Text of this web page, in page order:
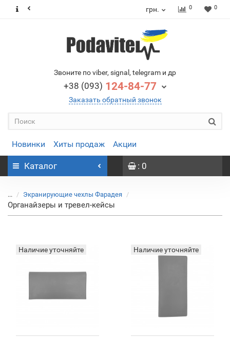
грн. 0 0
Звоните по viber, signal, telegram и др
+38 (093) 124-84-77
Заказать обратный звонок
Новинки Хиты продаж Акции
Каталог : 0
... Экранирующие чехлы Фарадея
Органайзеры и тревел-кейсы
Наличие уточняйте Наличие уточняйте